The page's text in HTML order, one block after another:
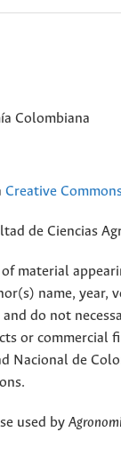
Colombiana
Creative
de Ciencias
material
name, year,
do not
or commercial
Nacional de
used by